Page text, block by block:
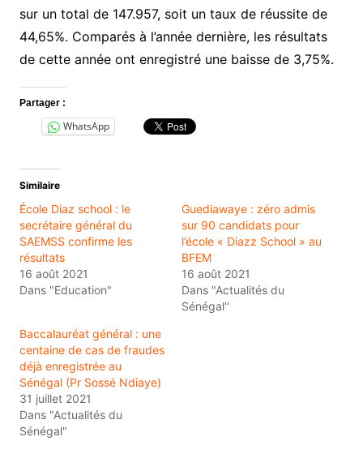
sur un total de 147.957, soit un taux de réussite de
44,65%. Comparés à l’année dernière, les résultats
de cette année ont enregistré une baisse de 3,75%.
Partager :
WhatsApp
Similaire
École Diaz school : le
secrétaire général du
SAEMSS confirme les
résultats
16 août 2021
Dans "Education"
Guediawaye : zéro admis
sur 90 candidats pour
l’école « Diazz School » au
BFEM
16 août 2021
Dans "Actualités du
Sénégal"
Baccalauréat général : une
centaine de cas de fraudes
déjà enregistrée au
Sénégal (Pr Sossé Ndiaye)
31 juillet 2021
Dans "Actualités du
Sénégal"